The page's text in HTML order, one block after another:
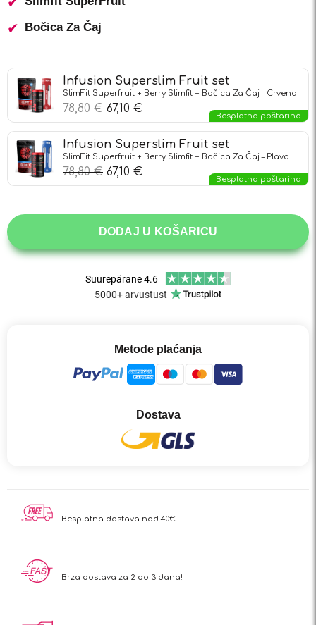
Bočica Za Čaj
Infusion Superslim Fruit set
SlimFit Superfruit + Berry Slimfit + Bočica Za Čaj – Crvena
78,80€ 67,10 €
Besplatna poštarina
Infusion Superslim Fruit set
SlimFit Superfruit + Berry Slimfit + Bočica Za Čaj – Plava
78,80€ 67,10 €
Besplatna poštarina
DODAJ U KOŠARICU
Metode plaćanja
Dostava
Besplatna dostava nad 40€
Brza dostava za 2 do 3 dana!